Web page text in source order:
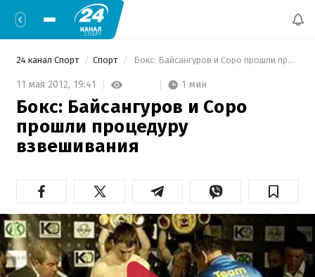
24 канал Спорт Спорт Бокс: Байсангуров и Соро прошли процедуру взвешивания
11 мая 2012, 19:41 1 мин
Бокс: Байсангуров и Соро
прошли процедуру
взвешивания